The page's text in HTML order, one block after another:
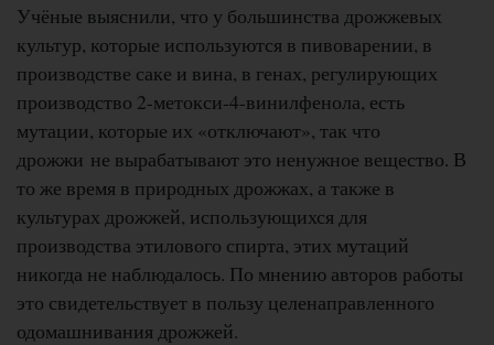
Учёные выяснили, что у большинства дрожжевых
культур, которые используются в пивоварении, в
производстве саке и вина, в генах, регулирующих
производство 2-метокси-4-винилфенола, есть
мутации, которые их «отключают», так что
дрожжи не вырабатывают это ненужное вещество. В
то же время в природных дрожжах, а также в
культурах дрожжей, использующихся для
производства этилового спирта, этих мутаций
никогда не наблюдалось. По мнению авторов работы
это свидетельствует в пользу целенаправленного
одомашнивания дрожжей.